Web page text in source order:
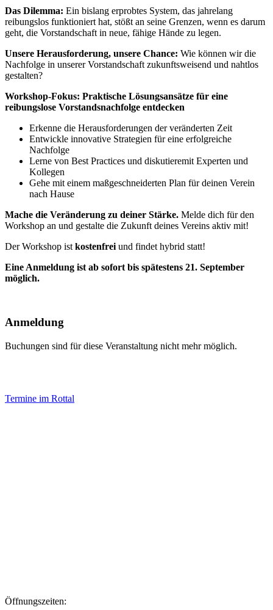
Das Dilemma: Ein bislang erprobtes System, das jahrelang
reibungslos funktioniert hat, stößt an seine Grenzen, wenn es darum
geht, die Vorstandschaft in neue, fähige Hände zu legen.
Unsere Herausforderung, unsere Chance: Wie können wir die
Nachfolge in unserer Vorstandschaft zukunftsweisend und nahtlos
gestalten?
Workshop-Fokus: Praktische Lösungsansätze für eine
reibungslose Vorstandsnachfolge entdecken
Erkenne die Herausforderungen der veränderten Zeit
Entwickle innovative Strategien für eine erfolgreiche
Nachfolge
Lerne von Best Practices und diskutieremit Experten und
Kollegen
Gehe mit einem maßgeschneiderten Plan für deinen Verein
nach Hause
Mache die Veränderung zu deiner Stärke. Melde dich für den
Workshop an und gestalte die Zukunft deines Vereins aktiv mit!
Der Workshop ist kostenfrei und findet hybrid statt!
Eine Anmeldung ist ab sofort bis spätestens 21. September
möglich.
Anmeldung
Buchungen sind für diese Veranstaltung nicht mehr möglich.
Termine im Rottal
Öffnungszeiten: